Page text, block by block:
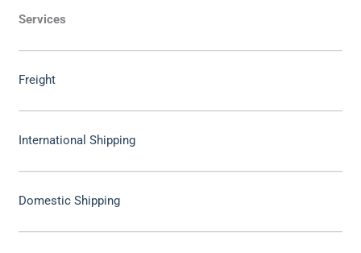
Services
Freight
International Shipping
Domestic Shipping